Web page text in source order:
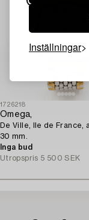
Inställningar
1726218
Omega,
De Ville, Ile de France,
30 mm.
Inga bud
Utropspris 5 500 SEK